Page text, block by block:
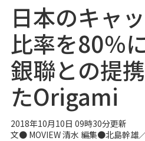
日本のキャ
比率を80％
銀聯との提
たOrigami
2018年10月10日 09時30分更新
文● MOVIEW 清水 編集●北島幹雄